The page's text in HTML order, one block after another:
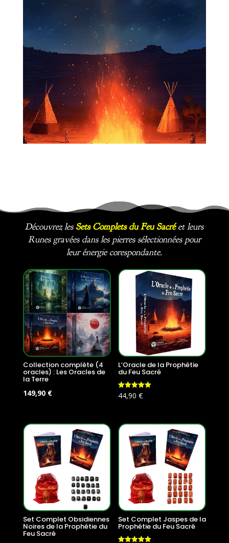
Découvrez lesSets Complets du Feu Sacréet leurs
Runes gravées dans les pierres sélectionnées pour
leur énergie corespondante.
Collection complète (4
oracles) : Les Oracles de
la Terre
Le
était :
179,60 €.
149,90 €Le
est :
149,90 €.
L’Oracle de la Prophétie
du Feu Sacré
Note
5.00
44,90€
Set Complet Obsidiennes
Noires de la Prophétie du
Feu Sacré
Set Complet Jaspes de la
Prophétie du Feu Sacré